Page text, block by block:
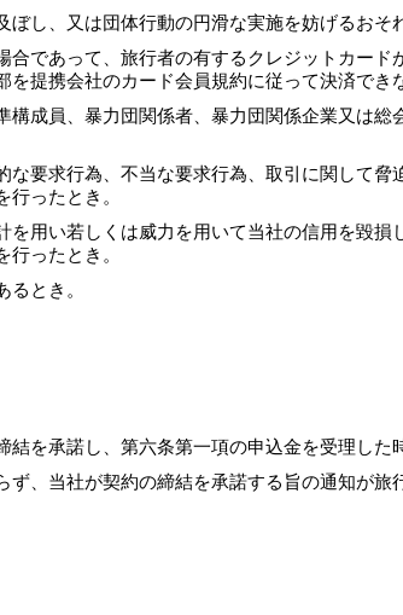
し、又は団体行動の円滑な実施を妨げるおそ
合であって、旅行者の有するクレジットカード
提携会社のカード会員規約に従って決済でき
構成員、暴力団関係者、暴力団関係企業又は総
な要求行為、不当な要求行為、取引に関して脅
ったとき。
を用い若しくは威力を用いて当社の信用を毀損
ったとき。
とき。
を承諾し、第六条第一項の申込金を受理した
ず、当社が契約の締結を承諾する旨の通知が旅